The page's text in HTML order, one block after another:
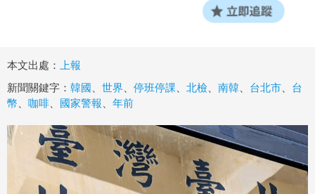
本文出處：
上報
新聞關鍵字： 韓國 世界 停班停課 北檢 南韓 台北市
台
幣
咖啡 國家警報 年前